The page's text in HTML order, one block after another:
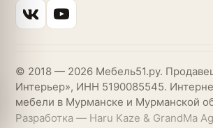
© 2018 — 2026 Мебель51.ру.
Интерьер», ИНН 5190085545.
мебели в Мурманске и Мурманской
Разработка — Haru Kaze & GrandMa